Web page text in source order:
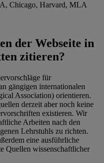
Chicago, Harvard, MLA
der Webseite in
zitieren?
für
gängigen internationalen
Association) orientieren.
derzeit aber noch keine
existieren. Wir
Arbeiten nach den
Lehrstuhls zu richten.
eine ausführliche
Quellen wissenschaftlicher